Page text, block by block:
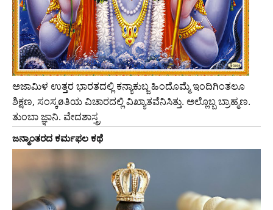
ಅಜಾಮಿಳ ಉತ್ತರ ಭಾರತದಲ್ಲಿ ಕನ್ಯಾಕುಬ್ಜ ಹಿಂದೊಮ್ಮೆ ಇಂದಿಗಿಂತಲೂ
ಶಿಕ್ಷಣ, ಸಂಸ್ಕøತಿಯ ವಿಚಾರದಲ್ಲಿ ವಿಖ್ಯಾತವೆನಿಸಿತ್ತು. ಅಲ್ಲೊಬ್ಬ ಬ್ರಾಹ್ಮಣ.
ತುಂಬಾ ಜ್ಞಾನಿ. ವೇದಶಾಸ್ತ್ರ
ಜನ್ಮಾಂತರದ ಕರ್ಮಫಲ ಕಥೆ